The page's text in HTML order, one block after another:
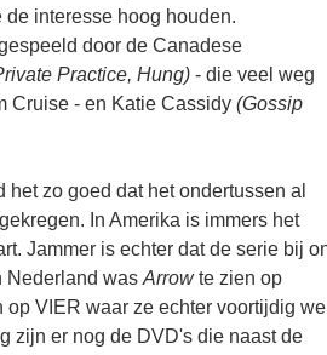
interesse hoog houden.
door de Canadese
Practice, Hung) - die veel weg
Cruise - en Katie Cassidy (Gossip
het zo goed dat het ondertussen al
In Amerika is immers het
Jammer is echter dat de serie bij
Nederland was Arrowte zien op
op VIER waar ze echter voortijdig
zijn er nog de DVD's die naast de